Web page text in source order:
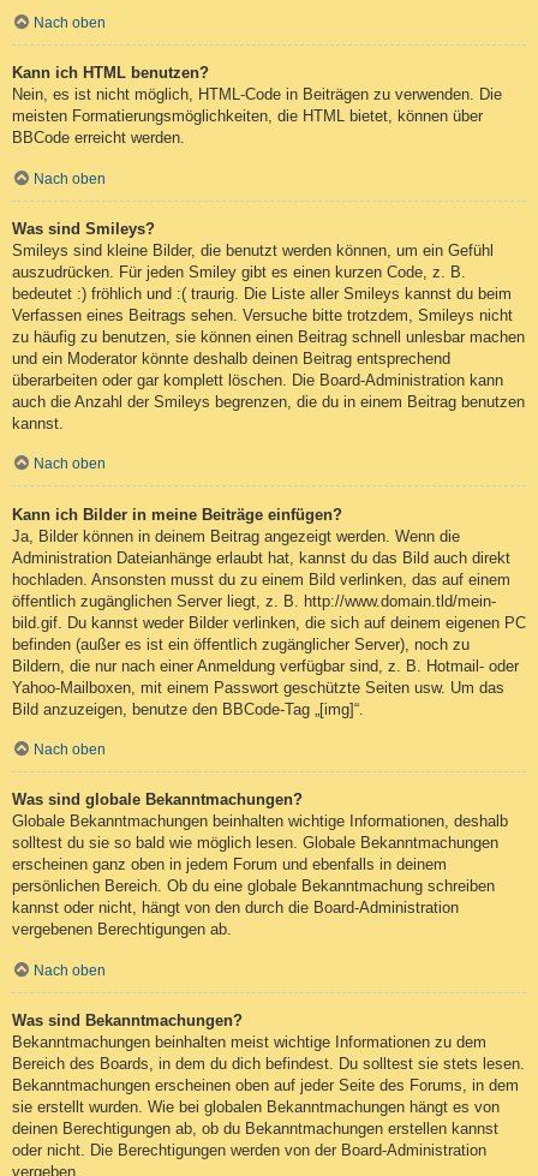
Nach oben
Kann ich HTML benutzen?
Nein, es ist nicht möglich, HTML-Code in Beiträgen zu verwenden. Die
meisten Formatierungsmöglichkeiten, die HTML bietet, können über
BBCode erreicht werden.
Nach oben
Was sind Smileys?
Smileys sind kleine Bilder, die benutzt werden können, um ein Gefühl
auszudrücken. Für jeden Smiley gibt es einen kurzen Code, z. B.
bedeutet :) fröhlich und :( traurig. Die Liste aller Smileys kannst du beim
Verfassen eines Beitrags sehen. Versuche bitte trotzdem, Smileys nicht
zu häufig zu benutzen, sie können einen Beitrag schnell unlesbar machen
und ein Moderator könnte deshalb deinen Beitrag entsprechend
überarbeiten oder gar komplett löschen. Die Board-Administration kann
auch die Anzahl der Smileys begrenzen, die du in einem Beitrag benutzen
kannst.
Nach oben
Kann ich Bilder in meine Beiträge einfügen?
Ja, Bilder können in deinem Beitrag angezeigt werden. Wenn die
Administration Dateianhänge erlaubt hat, kannst du das Bild auch direkt
hochladen. Ansonsten musst du zu einem Bild verlinken, das auf einem
öffentlich zugänglichen Server liegt, z. B. http://www.domain.tld/mein-
bild.gif. Du kannst weder Bilder verlinken, die sich auf deinem eigenen PC
befinden (außer es ist ein öffentlich zugänglicher Server), noch zu
Bildern, die nur nach einer Anmeldung verfügbar sind, z. B. Hotmail- oder
Yahoo-Mailboxen, mit einem Passwort geschützte Seiten usw. Um das
Bild anzuzeigen, benutze den BBCode-Tag „[img]“.
Nach oben
Was sind globale Bekanntmachungen?
Globale Bekanntmachungen beinhalten wichtige Informationen, deshalb
solltest du sie so bald wie möglich lesen. Globale Bekanntmachungen
erscheinen ganz oben in jedem Forum und ebenfalls in deinem
persönlichen Bereich. Ob du eine globale Bekanntmachung schreiben
kannst oder nicht, hängt von den durch die Board-Administration
vergebenen Berechtigungen ab.
Nach oben
Was sind Bekanntmachungen?
Bekanntmachungen beinhalten meist wichtige Informationen zu dem
Bereich des Boards, in dem du dich befindest. Du solltest sie stets lesen.
Bekanntmachungen erscheinen oben auf jeder Seite des Forums, in dem
sie erstellt wurden. Wie bei globalen Bekanntmachungen hängt es von
deinen Berechtigungen ab, ob du Bekanntmachungen erstellen kannst
oder nicht. Die Berechtigungen werden von der Board-Administration
vergeben.